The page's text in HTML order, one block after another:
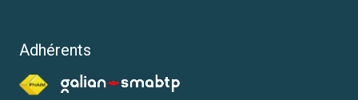
Adhérents